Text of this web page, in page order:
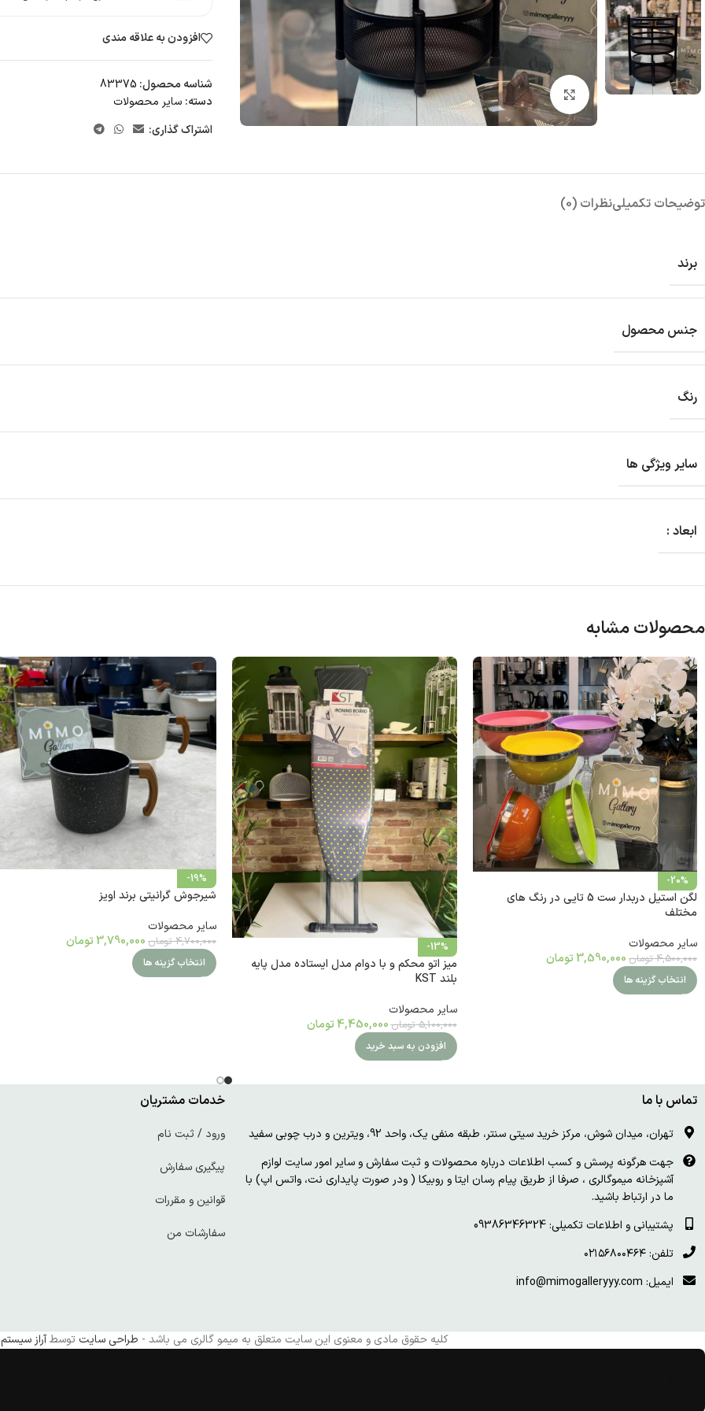
بزرگنمایی تصویر
افزودن به علاقه مندی
شناسه محصول: 83375
دسته: سایر محصولات
اشتراک گذاری:
توضیحات تکمیلینظرات (0)
برند
جنس محصول
رنگ
سایر ویژگی ها
ابعاد :
محصولات مشابه
-20%
لگن استیل دربدار ست 5 تایی در رنگ های
مختلف
سایر محصولات
4,500,000 تومان 3,590,000 تومان
انتخاب گزینه ها
-13%
میز اتو محکم و با دوام مدل ایستاده مدل پایه
بلند KST
سایر محصولات
5,100,000 تومان4,450,000 تومان
افزودن به سبد خرید
-19%
شیرجوش گرانیتی برند اویز
سایر محصولات
4,700,000 تومان 3,790,000 تومان
انتخاب گزینه ها
تماس با ما
تهران، میدان شوش، مرکز خرید سیتی سنتر، طبقه منفی یک، واحد 92، ویترین و درب چوبی سفید
جهت هرگونه پرسش و کسب اطلاعات درباره محصولات و ثبت سفارش و سایر امور سایت لوازم
آشپزخانه میموگالری ، صرفا از طریق پیام رسان ایتا و روبیکا ( ودر صورت پایداری نت، واتس اپ) با
ما در ارتباط باشید.
پشتیبانی و اطلاعات تکمیلی: 09386346324
تلفن: ۰۲۱۵۶۸۰۰۴۶۴
ایمیل: info@mimogalleryyy.com
خدمات مشتریان
ورود / ثبت نام
پیگیری سفارش
قوانین و مقررات
سفارشات من
کلیه حقوق مادی و معنوی این سایت متعلق به میمو گالری می باشد - طراحی سایت توسطآراز سیستم